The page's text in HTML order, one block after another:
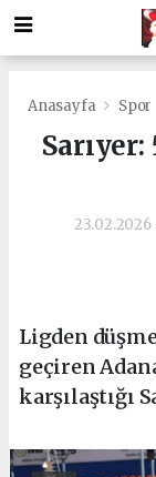
Anasayfa Spor
23.02.2026
Ligden
geçiren
karşılaştığı